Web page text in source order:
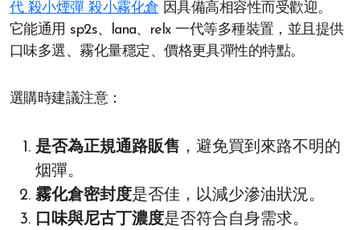
代 殺小煙彈 殺小霧化倉 因具備高相容性而受歡迎。
它能通用 sp2s、lana、relx 一代等多種裝置，並且提供
口味多選、霧化量穩定、價格更具彈性的特點。
選購時建議注意：
是否為正規通路販售 ，避免買到來路不明的
烟彈。
霧化倉密封度是否佳，以減少滲油狀況。
口味與尼古丁濃度是否符合自身需求。